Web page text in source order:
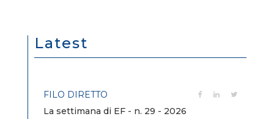
Latest
FILO DIRETTO
La settimana di EF - n. 29 - 2026